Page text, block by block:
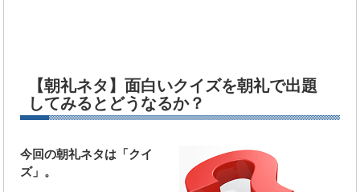
【朝礼ネタ】面白いクイズを朝礼で出題
してみるとどうなるか？
今回の朝礼ネタは「クイ
ズ」。